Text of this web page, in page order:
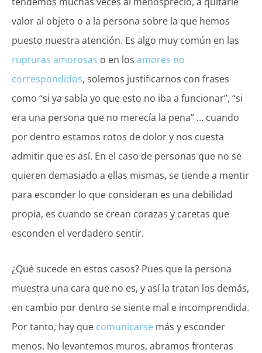
valor al objeto o a la persona sobre la que hemos
puesto nuestra atención. Es algo muy común en las
rupturas amorosas o en los amores no
correspondidos, solemos justificarnos con frases
como “si ya sabía yo que esto no iba a funcionar”, “si
era una persona que no merecía la pena” … cuando
por dentro estamos rotos de dolor y nos cuesta
admitir que es así. En el caso de personas que no se
quieren demasiado a ellas mismas, se tiende a mentir
para esconder lo que consideran es una debilidad
propia, es cuando se crean corazas y caretas que
esconden el verdadero sentir.
¿Qué sucede en estos casos? Pues que la persona
muestra una cara que no es, y así la tratan los demás,
en cambio por dentro se siente mal e incomprendida.
Por tanto, hay que comunicarse más y esconder
menos. No levantemos muros, abramos fronteras